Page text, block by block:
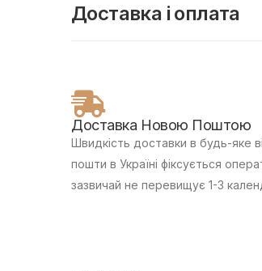
Доставка і оплата
Доставка Новою Поштою
Швидкість доставки в будь-яке
пошти в Україні фіксується
зазвичай не перевищує 1-3